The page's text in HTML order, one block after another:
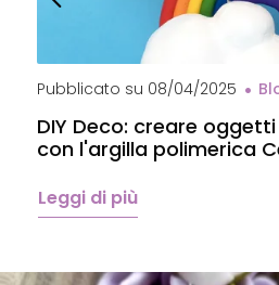
Pubblicato su 08/04/2025
DIY Deco: creare
con l'argilla polimerica
Leggi di più